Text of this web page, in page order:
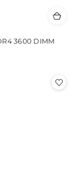
3600 DIMM